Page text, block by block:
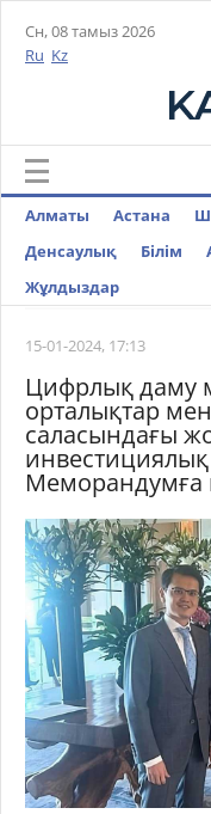
Сн, 08 тамыз 2026
Ru Kz
Алматы Астана
Денсаулық
Білім
Жұлдыздар
15-01-2024, 17:13
Цифрлық даму
орталықтар
саласындағы
Меморандумға